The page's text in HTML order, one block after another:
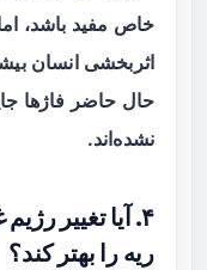
خاص مفید باشد،
اثربخشی انسان
حال حاضر فاژها
نشده‌اند.
۴. آیا تغییر
ریه را بهتر کند؟